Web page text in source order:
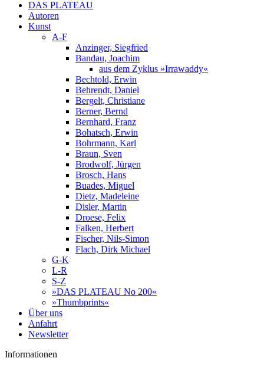
DAS PLATEAU
Autoren
Kunst
A-F
Anzinger, Siegfried
Bandau, Joachim
aus dem Zyklus »Irrawaddy«
Bechtold, Erwin
Behrendt, Daniel
Bergelt, Christiane
Berner, Bernd
Bernhard, Franz
Bohatsch, Erwin
Bohrmann, Karl
Braun, Sven
Brodwolf, Jürgen
Brosch, Hans
Buades, Miguel
Dietz, Madeleine
Disler, Martin
Droese, Felix
Falken, Herbert
Fischer, Nils-Simon
Flach, Dirk Michael
G-K
L-R
S-Z
»DAS PLATEAU No 200«
»Thumbprints«
Über uns
Anfahrt
Newsletter
Informationen